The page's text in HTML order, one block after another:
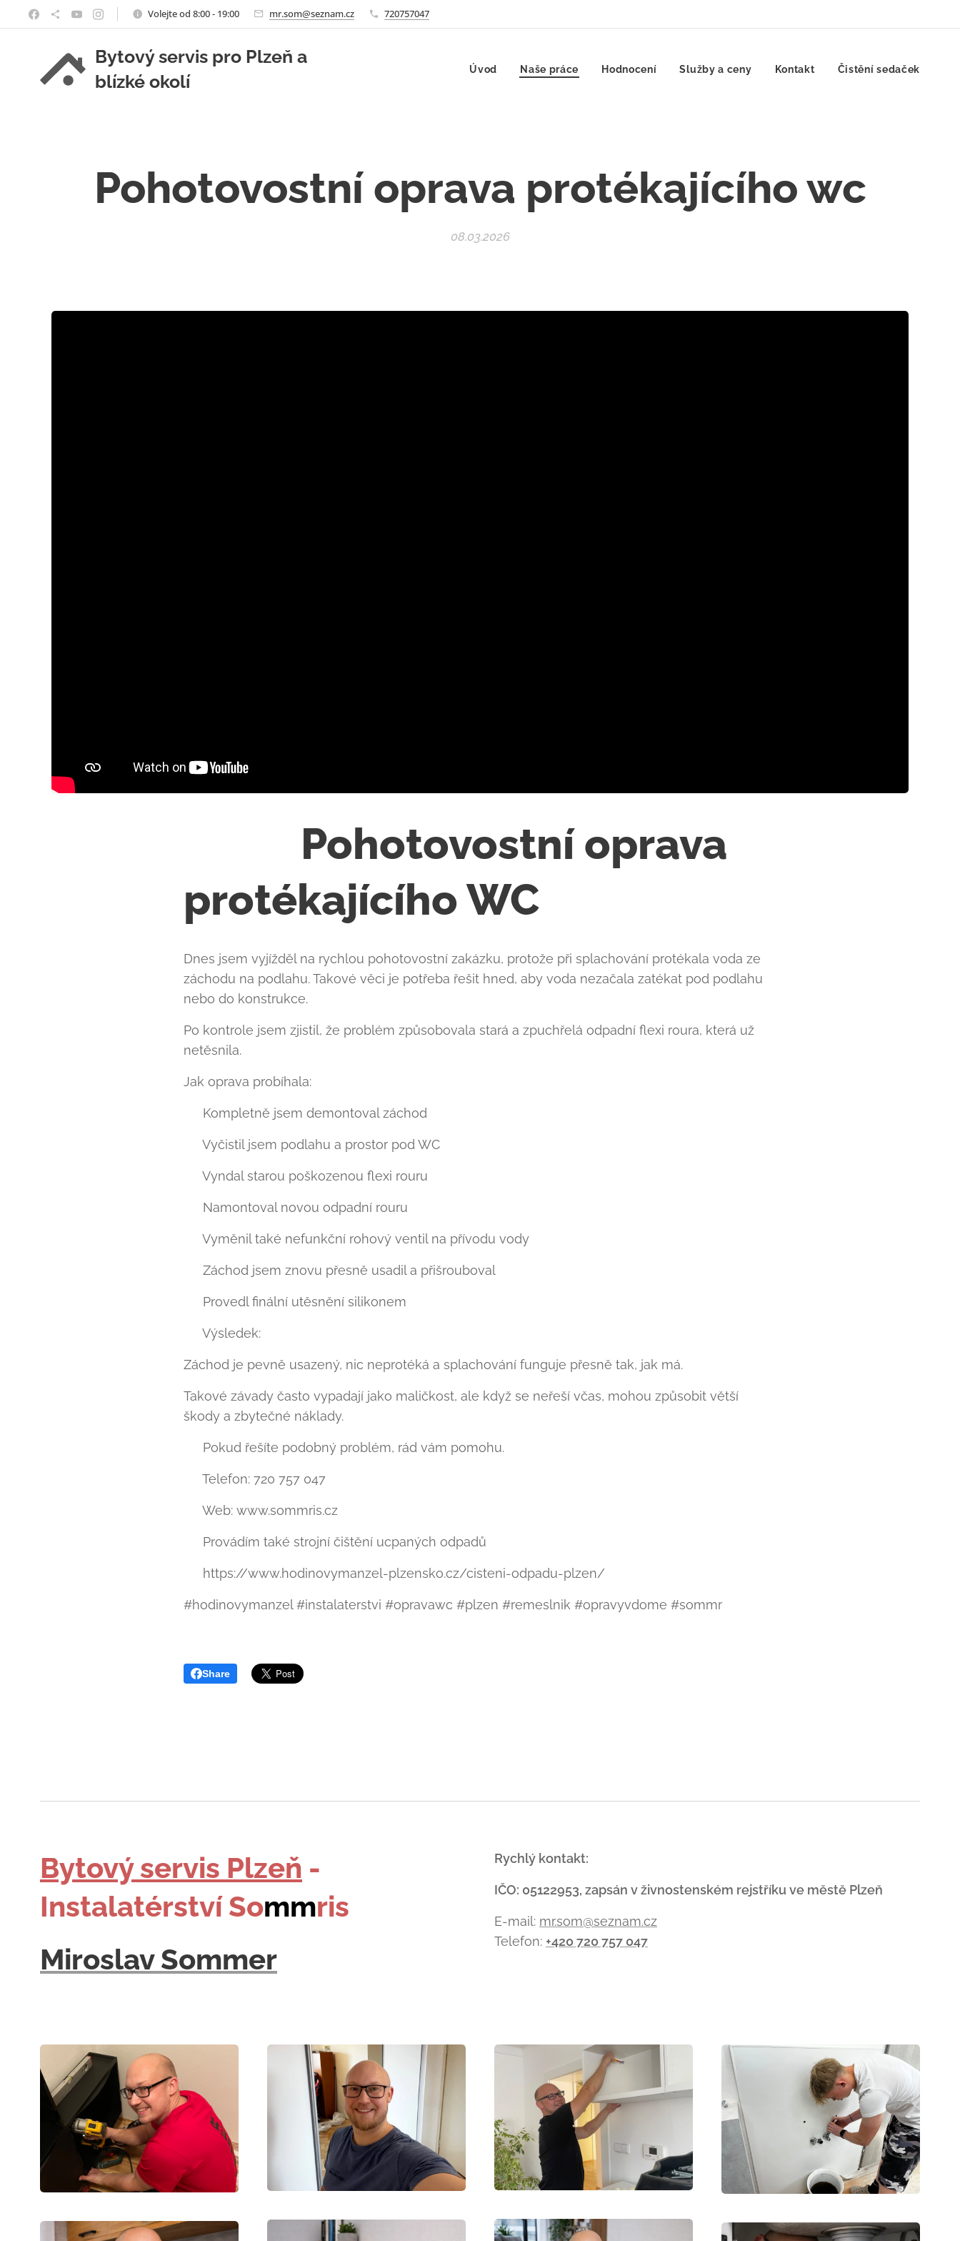
Volejte od 8:00 - 19:00 mr.som@seznam.cz 720757047
Bytový servis pro Plzeň a
blízké okolí
Úvod Naše práce Hodnocení Služby a ceny Kontakt Čistění sedaček
Pohotovostní oprava protékajícího wc
08.03.2026
🚽💧 Pohotovostní oprava
protékajícího WC 🔧
Dnes jsem vyjížděl na rychlou pohotovostní zakázku, protože při splachování protékala voda ze
záchodu na podlahu. Takové věci je potřeba řešit hned, aby voda nezačala zatékat pod podlahu
nebo do konstrukce.
Po kontrole jsem zjistil, že problém způsobovala stará a zpuchřelá odpadní flexi roura, která už
netěsnila.
Jak oprava probíhala:
🔧 Kompletně jsem demontoval záchod
🧽 Vyčistil jsem podlahu a prostor pod WC
♻️ Vyndal starou poškozenou flexi rouru
🆕 Namontoval novou odpadní rouru
🚰 Vyměnil také nefunkční rohový ventil na přívodu vody
🔩 Záchod jsem znovu přesně usadil a přišrouboval
🧴 Provedl finální utěsnění silikonem
✅ Výsledek:
Záchod je pevně usazený, nic neprotéká a splachování funguje přesně tak, jak má.
Takové závady často vypadají jako maličkost, ale když se neřeší včas, mohou způsobit větší
škody a zbytečné náklady.
👨‍🔧 Pokud řešíte podobný problém, rád vám pomohu.
📞 Telefon: 720 757 047
🌐 Web: www.sommris.cz
💧 Provádím také strojní čištění ucpaných odpadů
👉 https://www.hodinovymanzel-plzensko.cz/cisteni-odpadu-plzen/
#hodinovymanzel #instalaterstvi #opravawc #plzen #remeslnik #opravyvdome #sommr
Share
Bytový servis Plzeň -
Instalatérství Sommris
Miroslav Sommer
Rychlý kontakt:
IČO: 05122953, zapsán v živnostenském rejstříku ve městě Plzeň
E-mail: mr.som@seznam.cz
Telefon: +420 720 757 047